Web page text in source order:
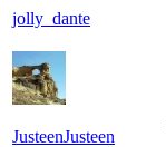
jolly_dante
JusteenJusteen